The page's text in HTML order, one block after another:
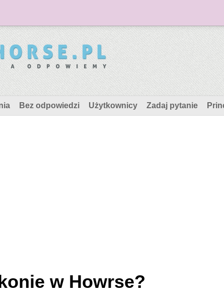
Bez odpowiedzi Użytkownicy Zadaj pytanie
w Howrse?